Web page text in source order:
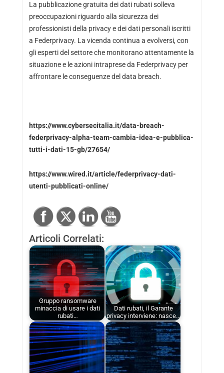
La pubblicazione gratuita dei dati rubati solleva
preoccupazioni riguardo alla sicurezza dei
professionisti della privacy e dei dati personali iscritti
a Federprivacy. La vicenda continua a evolversi, con
gli esperti del settore che monitorano attentamente la
situazione e le azioni intraprese da Federprivacy per
affrontare le conseguenze del data breach.
https://www.cybersecitalia.it/data-breach-
federprivacy-alpha-team-cambia-idea-e-pubblica-
tutti-i-dati-15-gb/27654/
https://www.wired.it/article/federprivacy-dati-
utenti-pubblicati-online/
Articoli Correlati:
Gruppo ransomware
minaccia di usare i dati
rubati…
Dati rubati, il Garante
privacy interviene: nasce…